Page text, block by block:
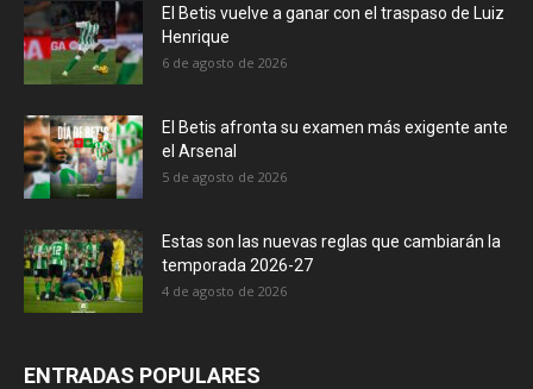
El Betis vuelve a ganar con el traspaso de Luiz
Henrique
6 de agosto de 2026
El Betis afronta su examen más exigente ante
el Arsenal
5 de agosto de 2026
Estas son las nuevas reglas que cambiarán la
temporada 2026-27
4 de agosto de 2026
ENTRADAS POPULARES